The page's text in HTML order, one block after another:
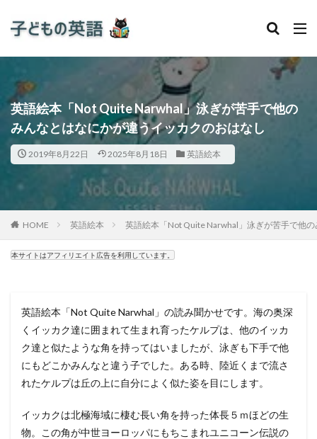
英語絵本「Not Quite Narwhal」泳ぎが苦手で他の
みんなとはなにかが違うイッカクのおはなし
2019年8月22日 2025年8月18日 英語絵本
HOME 英語絵本 英語絵本「Not Quite Narwhal」泳ぎが苦手で他
本サイトはアフィリエイト広告を利用しています。
英語絵本「Not Quite Narwhal」の読み聞かせです。海の奥深
くイッカク達に囲まれて生まれ育ったケルプは、他のイッカ
ク達と似たような角を持ってはいましたが、泳ぎも下手で他
にもどこかみんなと違う子でした。ある時、陸近くまで流さ
れたケルプは丘の上に自分によく似た姿を目にします。
イッカクは北極海域に棲む長い角を持った体長５ｍほどの生
物。この角が中世ヨーロッパにもちこまれユニコーン伝説の